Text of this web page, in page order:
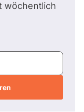
wöchentlich